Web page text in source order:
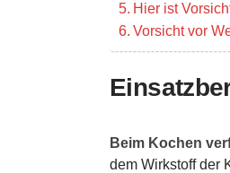
Hier ist
Vorsicht vor
Beim Kochen
dem Wirkstoff der